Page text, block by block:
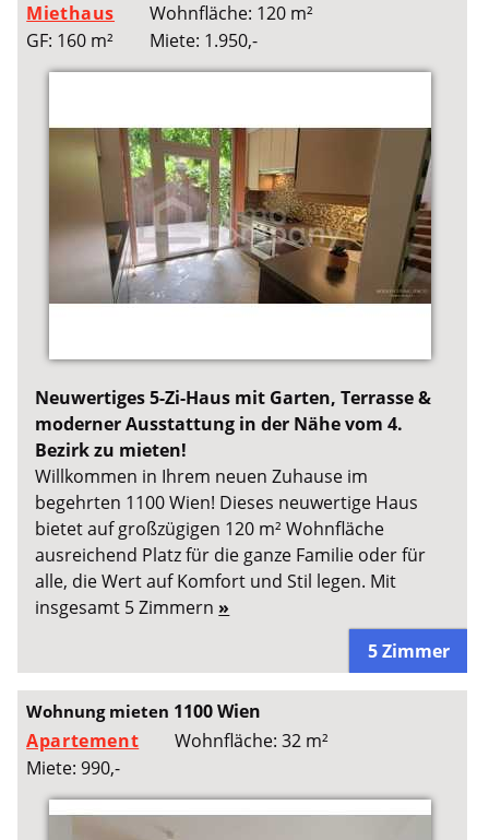
Miethaus
Wohnfläche: 120 m²
GF: 160 m²
Miete: 1.950,-
Neuwertiges 5-Zi-Haus mit Garten, Terrasse &
moderner Ausstattung in der Nähe vom 4.
Bezirk zu mieten!
Willkommen in Ihrem neuen Zuhause im
begehrten 1100 Wien! Dieses neuwertige Haus
bietet auf großzügigen 120 m² Wohnfläche
ausreichend Platz für die ganze Familie oder für
alle, die Wert auf Komfort und Stil legen. Mit
insgesamt 5 Zimmern »
5 Zimmer
Wohnung mieten 1100 Wien
Apartement
Wohnfläche: 32 m²
Miete: 990,-